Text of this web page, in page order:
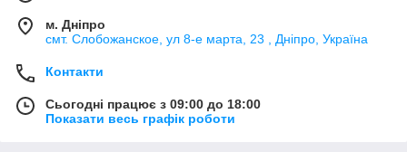
м. Дніпро
смт. Слобожанское, ул 8-е марта, 23 , Дніпро, Україна
Контакти
Сьогодні працює з 09:00 до 18:00
Показати весь графік роботи